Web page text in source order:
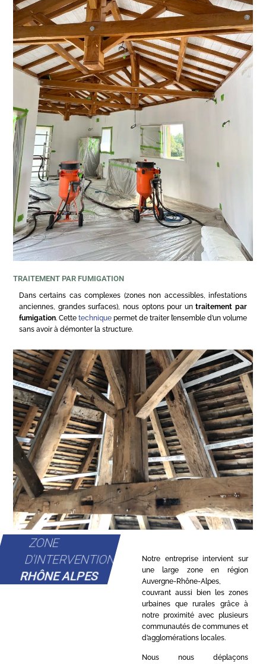
TRAITEMENT PAR FUMIGATION
Dans certains cas complexes (zones non accessibles, infestations
anciennes, grandes surfaces), nous optons pour untraitement par
fumigation. Cette technique permet de traiter l’ensemble d’un volume
sans avoir à démonter la structure.
ZONE
D'INTERVENTION
RHÔNE ALPES
Notre entreprise intervient sur
une large zone en région
Auvergne-Rhône-Alpes,
couvrant aussi bien les zones
urbaines que rurales grâce à
notre proximité avec plusieurs
communautés de communes et
d’agglomérations locales.
Nous nous déplaçons